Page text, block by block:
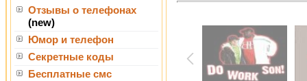
Отзывы о телефонах
(new)
Юмор и телефон
Секретные коды
Бесплатные смс